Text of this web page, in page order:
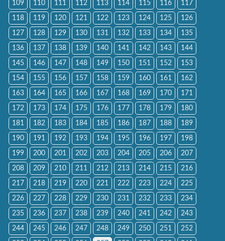
109 110 111 112 113 114 115 116 117
118 119 120 121 122 123 124 125 126
127 128 129 130 131 132 133 134 135
136 137 138 139 140 141 142 143 144
145 146 147 148 149 150 151 152 153
154 155 156 157 158 159 160 161 162
163 164 165 166 167 168 169 170 171
172 173 174 175 176 177 178 179 180
181 182 183 184 185 186 187 188 189
190 191 192 193 194 195 196 197 198
199 200 201 202 203 204 205 206 207
208 209 210 211 212 213 214 215 216
217 218 219 220 221 222 223 224 225
226 227 228 229 230 231 232 233 234
235 236 237 238 239 240 241 242 243
244 245 246 247 248 249 250 251 252